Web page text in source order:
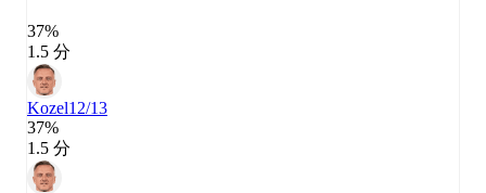
37%
1.5 分
Kozel12/13
37%
1.5 分